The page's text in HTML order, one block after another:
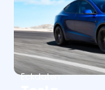
Eckdaten